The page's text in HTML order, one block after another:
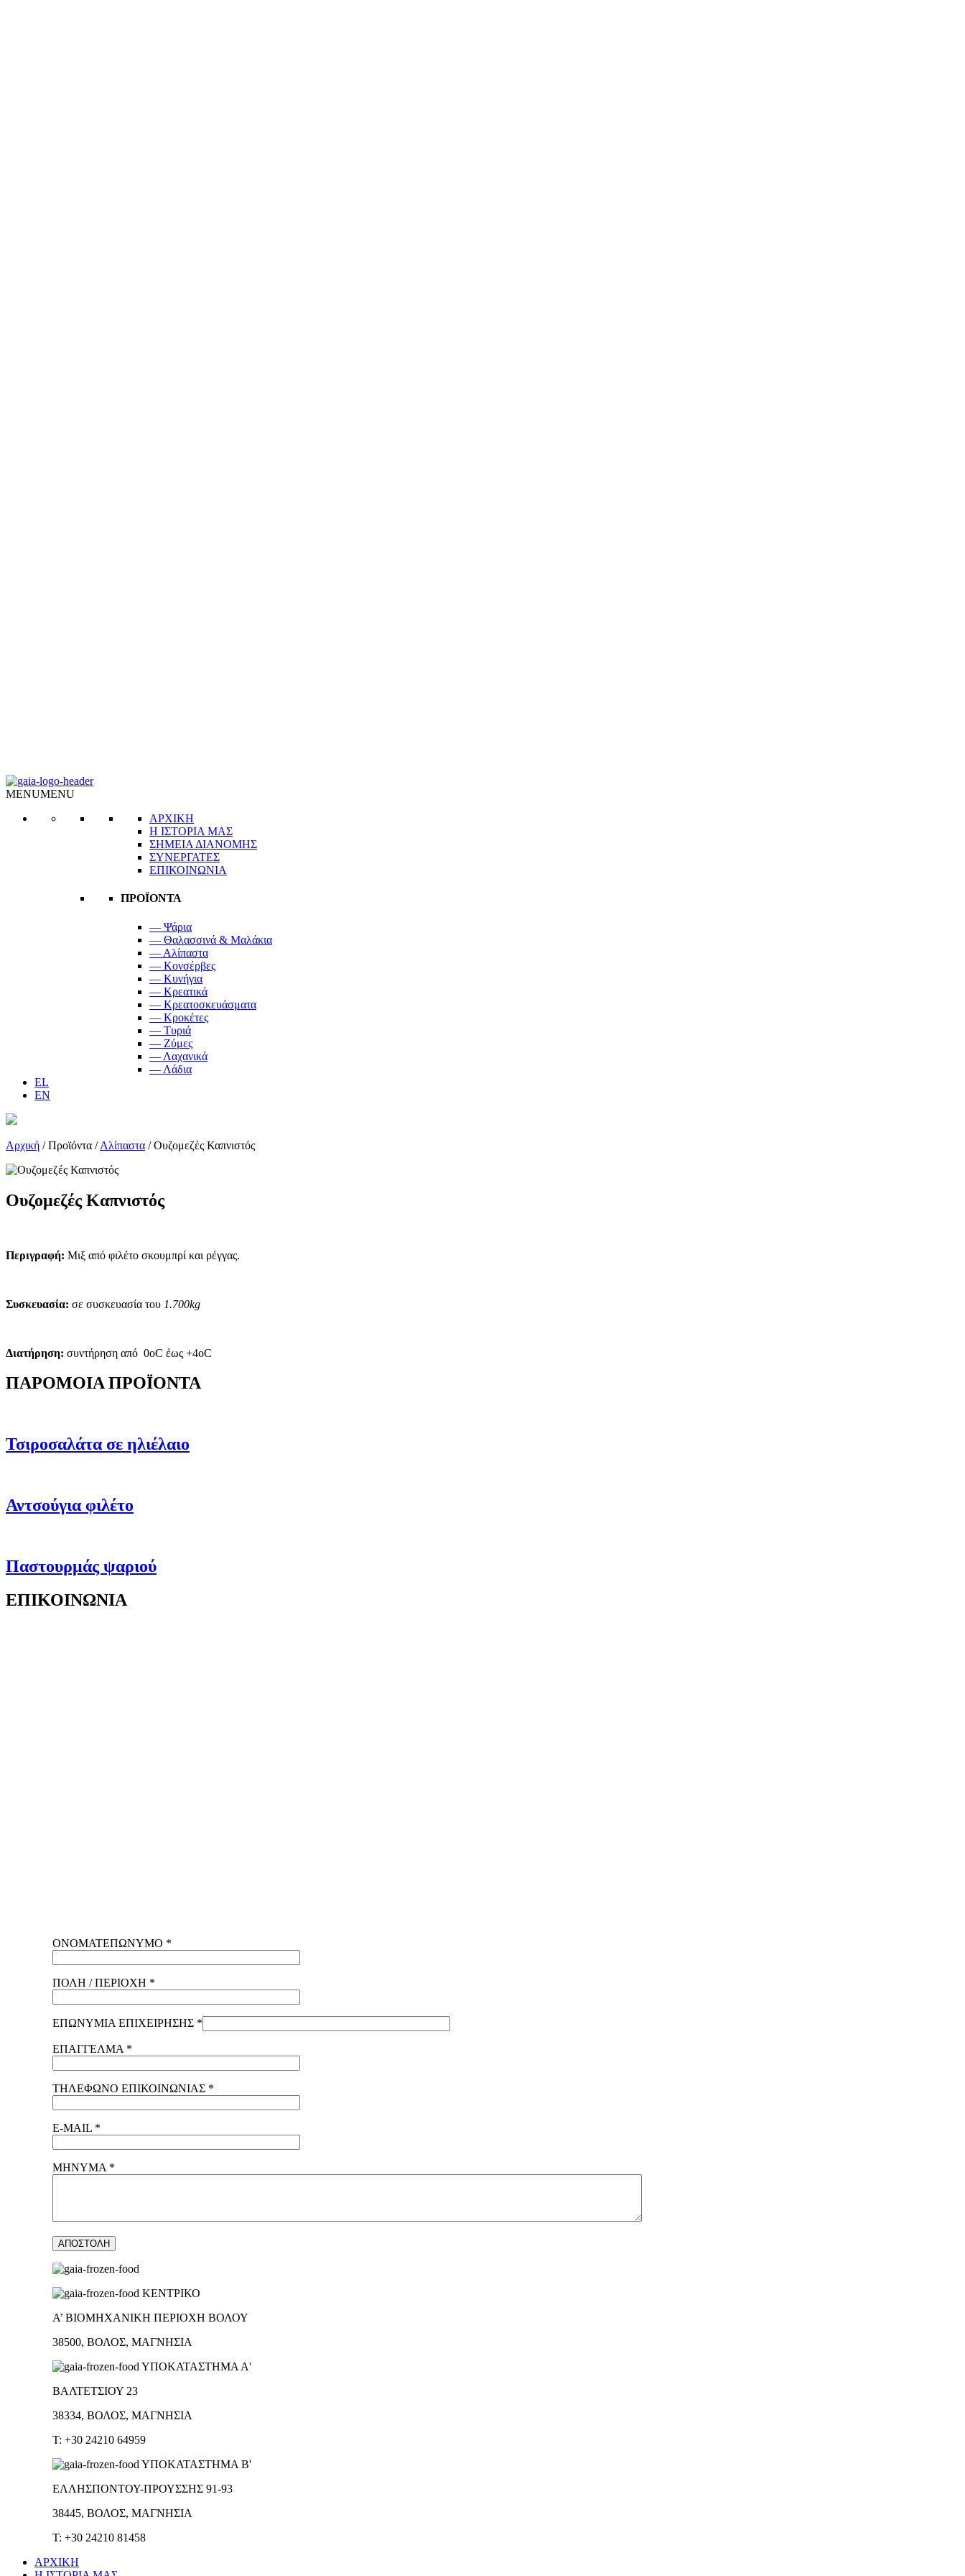
MENUMENU
ΑΡΧΙΚΗ
Η ΙΣΤΟΡΙΑ ΜΑΣ
ΣΗΜΕΙΑ ΔΙΑΝΟΜΗΣ
ΣΥΝΕΡΓΑΤΕΣ
ΕΠΙΚΟΙΝΩΝΙΑ
ΠΡΟΪΟΝΤΑ
— Ψάρια
— Θαλασσινά & Μαλάκια
— Αλίπαστα
— Κονσέρβες
— Κυνήγια
— Κρεατικά
— Κρεατοσκευάσματα
— Κροκέτες
— Τυριά
— Ζύμες
— Λαχανικά
— Λάδια
EL
EN
Αρχική /Προϊόντα /Αλίπαστα /Ουζομεζές Καπνιστός
Ουζομεζές Καπνιστός
Περιγραφή: Μιξ από φιλέτο σκουμπρί και ρέγγας.
Συσκευασία: σε συσκευασία του 1.700kg
Διατήρηση: συντήρηση από 0oC έως +4oC
ΠΑΡΟΜΟΙΑ ΠΡΟΪΟΝΤΑ
Τσιροσαλάτα σε ηλιέλαιο
Αντσούγια φιλέτο
Παστουρμάς ψαριού
ΕΠΙΚΟΙΝΩΝΙΑ
ΟΝΟΜΑΤΕΠΩΝΥΜΟ *
ΠΟΛΗ / ΠΕΡΙΟΧΗ *
ΕΠΩΝΥΜΙΑ ΕΠΙΧΕΙΡΗΣΗΣ *
ΕΠΑΓΓΕΛΜΑ *
ΤΗΛΕΦΩΝΟ ΕΠΙΚΟΙΝΩΝΙΑΣ *
E-MAIL *
ΜΗΝΥΜΑ *
ΚΕΝΤΡΙΚΟ
Α’ ΒΙΟΜΗΧΑΝΙΚΗ ΠΕΡΙΟΧΗ ΒΟΛΟΥ
38500, ΒΟΛΟΣ, ΜΑΓΝΗΣΙΑ
ΥΠΟΚΑΤΑΣΤΗΜΑ Α'
ΒΑΛΤΕΤΣΙΟΥ 23
38334, ΒΟΛΟΣ, ΜΑΓΝΗΣΙΑ
T: +30 24210 64959
ΥΠΟΚΑΤΑΣΤΗΜΑ Β'
ΕΛΛΗΣΠΟΝΤΟΥ-ΠΡΟΥΣΣΗΣ 91-93
38445, ΒΟΛΟΣ, ΜΑΓΝΗΣΙΑ
T: +30 24210 81458
ΑΡΧΙΚΗ